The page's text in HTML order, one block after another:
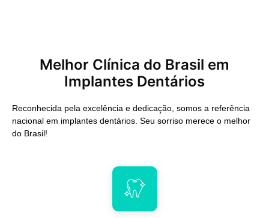
Melhor Clínica do Brasil em
Implantes Dentários
Reconhecida pela excelência e dedicação, somos a referência
nacional em implantes dentários. Seu sorriso merece o melhor
do Brasil!